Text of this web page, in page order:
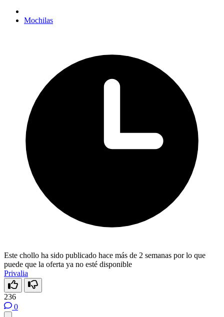
Mochilas
Este chollo ha sido publicado hace más de 2 semanas por lo que
puede que la oferta ya no esté disponible
Privalia
236
0